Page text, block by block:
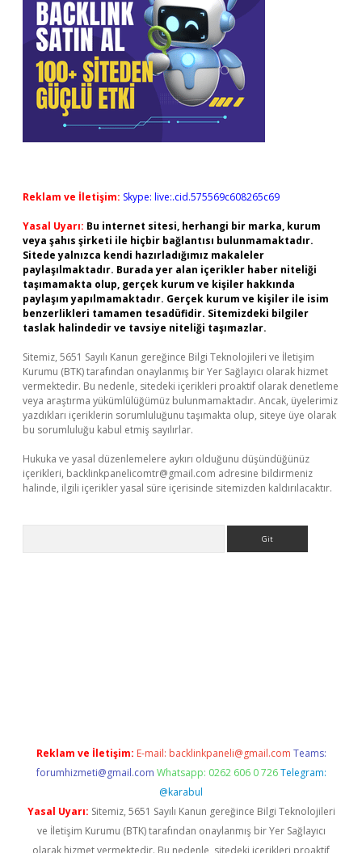
Reklam ve İletişim: Skype: live:.cid.575569c608265c69
Yasal Uyarı: Bu internet sitesi, herhangi bir marka, kurum
veya şahıs şirketi ile hiçbir bağlantısı bulunmamaktadır.
Sitede yalnızca kendi hazırladığımız makaleler
paylaşılmaktadır. Burada yer alan içerikler haber niteliği
taşımamakta olup, gerçek kurum ve kişiler hakkında
paylaşım yapılmamaktadır. Gerçek kurum ve kişiler ile isim
benzerlikleri tamamen tesadüfidir. Sitemizdeki bilgiler
taslak halindedir ve tavsiye niteliği taşımazlar.
Sitemiz, 5651 Sayılı Kanun gereğince Bilgi Teknolojileri ve İletişim
Kurumu (BTK) tarafından onaylanmış bir Yer Sağlayıcı olarak hizmet
vermektedir. Bu nedenle, sitedeki içerikleri proaktif olarak denetleme
veya araştırma yükümlülüğümüz bulunmamaktadır. Ancak, üyelerimiz
yazdıkları içeriklerin sorumluluğunu taşımakta olup, siteye üye olarak
bu sorumluluğu kabul etmiş sayılırlar.
Hukuka ve yasal düzenlemelere aykırı olduğunu düşündüğünüz
içerikleri, backlinkpanelicomtr@gmail.com adresine bildirmeniz
halinde, ilgili içerikler yasal süre içerisinde sitemizden kaldırılacaktır.
Reklam ve İletişim: E-mail: backlinkpaneli@gmail.com Teams:
forumhizmeti@gmail.com Whatsapp: 0262 606 0 726 Telegram:
@karabul
Yasal Uyarı: Sitemiz, 5651 Sayılı Kanun gereğince Bilgi Teknolojileri
ve İletişim Kurumu (BTK) tarafından onaylanmış bir Yer Sağlayıcı
olarak hizmet vermektedir. Bu nedenle, sitedeki içerikleri proaktif